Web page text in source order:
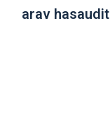
arav hasaudit